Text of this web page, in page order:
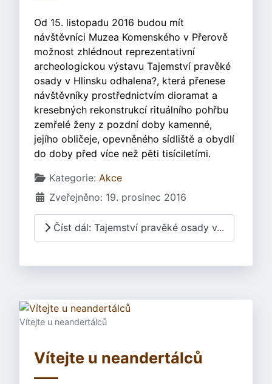
Od 15. listopadu 2016 budou mít
návštěvníci Muzea Komenského v Přerově
možnost zhlédnout reprezentativní
archeologickou výstavu Tajemství pravěké
osady v Hlinsku odhalena?, která přenese
návštěvníky prostřednictvím dioramat a
kresebných rekonstrukcí rituálního pohřbu
zemřelé ženy z pozdní doby kamenné,
jejího obličeje, opevněného sídliště a obydlí
do doby před více než pěti tisíciletími.
Základní údaje
Kategorie: Akce
Zveřejněno: 19. prosinec 2016
Číst dál: Tajemství pravěké osady v...
Vítejte u neandertálců
Vítejte u neandertálců